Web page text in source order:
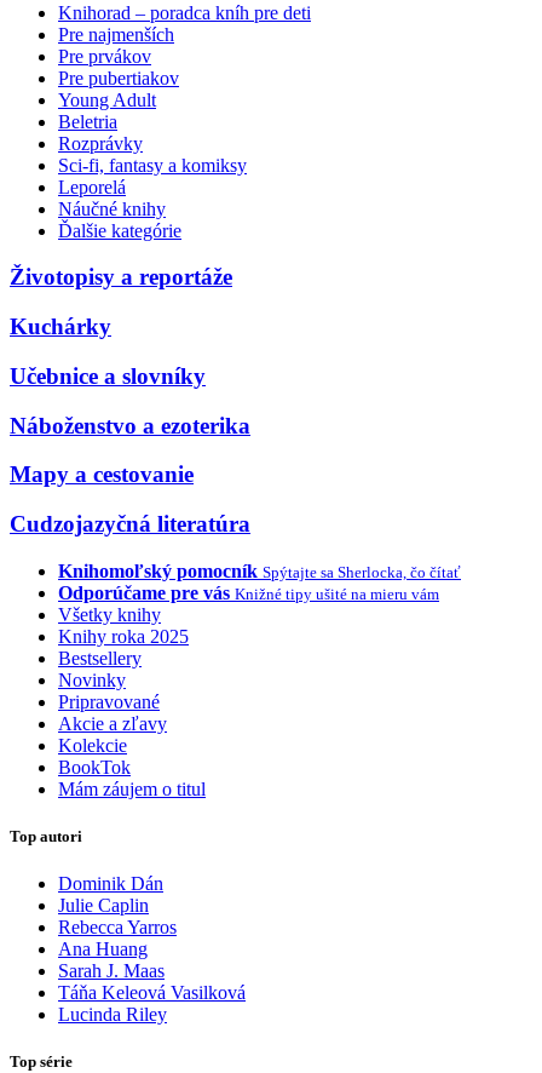
Knihorad – poradca kníh pre deti
Pre najmenších
Pre prvákov
Pre pubertiakov
Young Adult
Beletria
Rozprávky
Sci-fi, fantasy a komiksy
Leporelá
Náučné knihy
Ďalšie kategórie
Životopisy a reportáže
Kuchárky
Učebnice a slovníky
Náboženstvo a ezoterika
Mapy a cestovanie
Cudzojazyčná literatúra
Knihomoľský pomocník Spýtajte sa Sherlocka, čo čítať
Odporúčame pre vás Knižné tipy ušité na mieru vám
Všetky knihy
Knihy roka 2025
Bestsellery
Novinky
Pripravované
Akcie a zľavy
Kolekcie
BookTok
Mám záujem o titul
Top autori
Dominik Dán
Julie Caplin
Rebecca Yarros
Ana Huang
Sarah J. Maas
Táňa Keleová Vasilková
Lucinda Riley
Top série